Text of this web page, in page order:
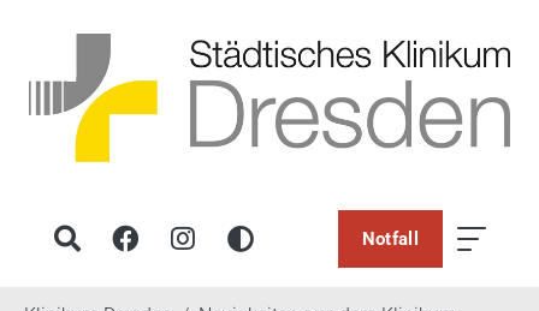
Notfall